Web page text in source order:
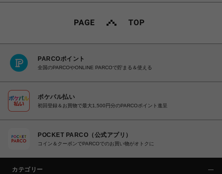
PARCOポイント
全国のPARCOやONLINE PARCOで貯まる＆使える
ポケパル払い
初回登録＆お買物で最大1,500円分のPARCOポイント進呈
POCKET PARCO（公式アプリ）
コイン＆クーポンでPARCOでのお買い物がオトクに
カテゴリー